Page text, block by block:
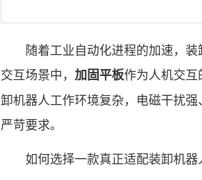
随着工业自动化进程的加速，装
交互场景中， 加固平板作为人机交
卸机器人工作环境复杂，电磁干扰
严苛要求。
如何选择一款真正适配装卸机器